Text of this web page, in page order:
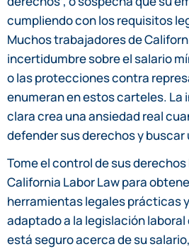
cumpliendo con los requisitos
Muchos trabajadores de
incertidumbre sobre el salario
o las protecciones contra
enumeran en estos carteles. La
clara crea una ansiedad real
defender sus derechos y
Tome el control de sus
California Labor Law para
herramientas legales prácticas
adaptado a la legislación laboral
está seguro acerca de su